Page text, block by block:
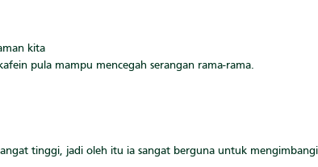
kita
pula mampu mencegah serangan rama-rama.
tinggi, jadi oleh itu ia sangat berguna untuk